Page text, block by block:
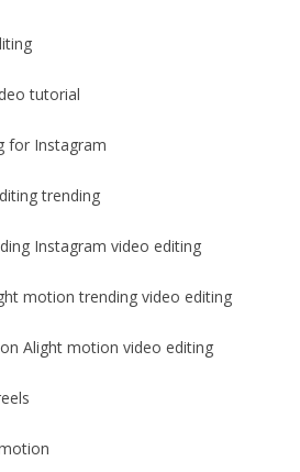
tutorial
for Instagram
trending
Instagram video editing
motion trending video editing
Alight motion video editing